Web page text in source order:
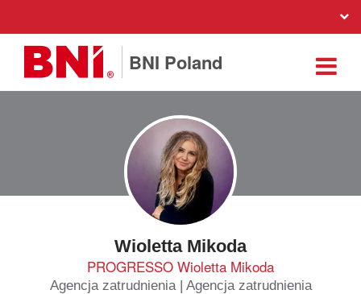
BNI Poland
Wioletta Mikoda
PROGRESSO Wioletta Mikoda
Agencja zatrudnienia | Agencja zatrudnienia